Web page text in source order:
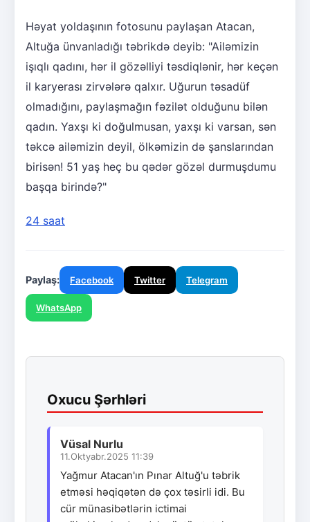
Həyat yoldaşının fotosunu paylaşan Atacan,
Altuğa ünvanladığı təbrikdə deyib: "Ailəmizin
işıqlı qadını, hər il gözəlliyi təsdiqlənir, hər keçən
il karyerası zirvələrə qalxır. Uğurun təsadüf
olmadığını, paylaşmağın fəzilət olduğunu bilən
qadın. Yaxşı ki doğulmusan, yaxşı ki varsan, sən
təkcə ailəmizin deyil, ölkəmizin də şanslarından
birisən! 51 yaş heç bu qədər gözəl durmuşdumu
başqa birində?"
24 saat
Paylaş: Facebook Twitter Telegram
WhatsApp
Oxucu Şərhləri
Vüsal Nurlu
11.Oktyabr.2025 11:39
Yağmur Atacan'ın Pınar Altuğ'u təbrik
etməsi həqiqətən də çox təsirli idi. Bu
cür münasibətlərin ictimai